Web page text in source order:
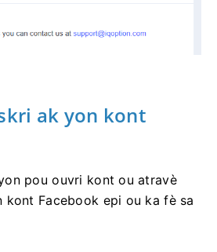
ak yon kont
pou ouvri kont ou atravè
kont Facebook epi ou ka fè sa